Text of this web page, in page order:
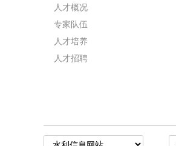
人才概况
专家队伍
人才培养
人才招聘